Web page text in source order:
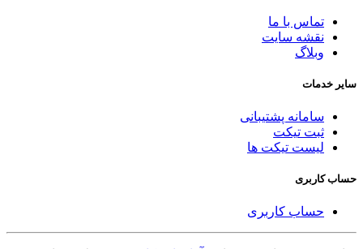
تماس با ما
نقشه سایت
وبلاگ
سایر خدمات
سامانه پشتیبانی
ثبت تیکت
لیست تیکت ها
حساب کاربری
حساب کاربری